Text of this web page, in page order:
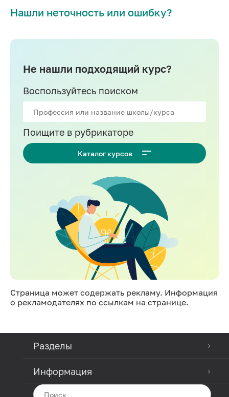
Adobe Illustrator
Создание сайтов на Tilda
Ландшафтный дизайн
Продуктовый дизайн
Нашли неточность или ошибку?
Не нашли подходящий курс?
Воспользуйтесь поиском
Поищите в рубрикаторе
Каталог курсов
Страница может содержать рекламу. Информация
о рекламодателях по ссылкам на странице.
Разделы
Информация